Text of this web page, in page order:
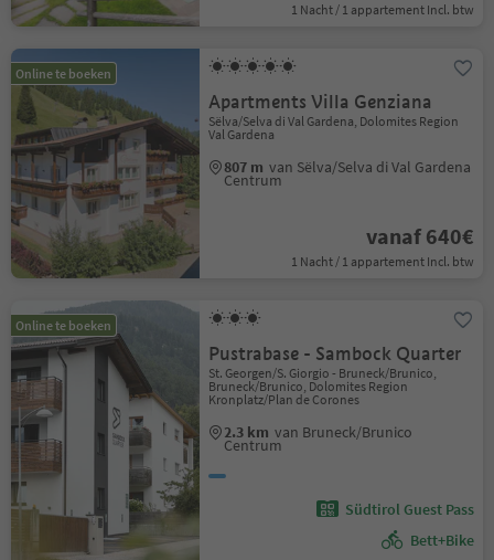
1 Nacht / 1 appartement Incl. btw
Online te boeken
Apartments Villa Genziana
Sëlva/Selva di Val Gardena, Dolomites Region
Val Gardena
807 m van Sëlva/Selva di Val Gardena
Centrum
vanaf 640€
1 Nacht / 1 appartement Incl. btw
Online te boeken
Pustrabase - Sambock Quarter
St. Georgen/S. Giorgio - Bruneck/Brunico,
Bruneck/Brunico, Dolomites Region
Kronplatz/Plan de Corones
2.3 km van Bruneck/Brunico
Centrum
Südtirol Guest Pass
Bett+Bike